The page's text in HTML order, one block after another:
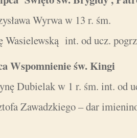
Wyrwa w 13 r. śm.
Wasielewską int. od ucz.
Wspomnienie św. Kingi
Dubielak w 1 r. śm. int. od
Zawadzkiego – dar